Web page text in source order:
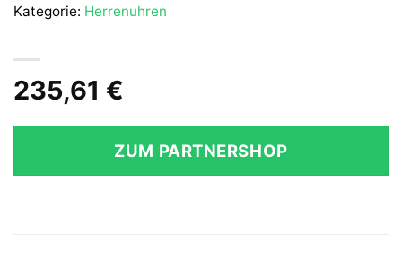
235,61 €
ZUM PARTNERSHOP
Kategorie: Herrenuhren